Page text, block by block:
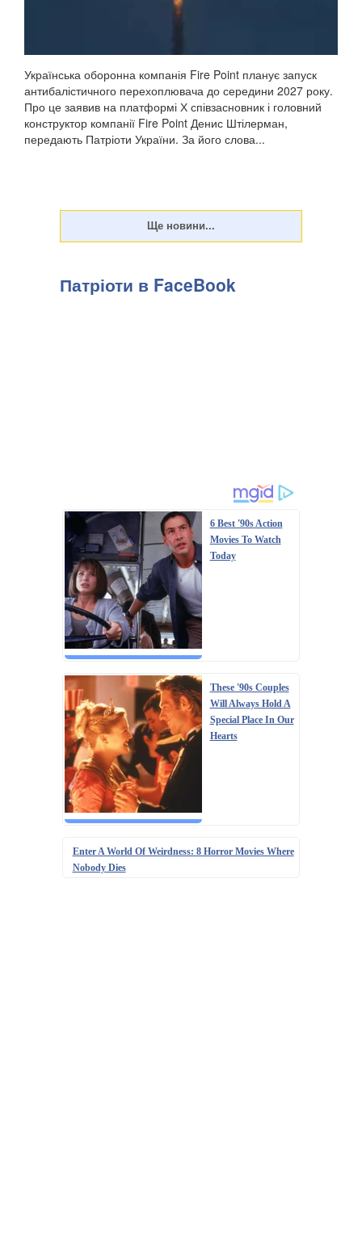
Українська оборонна компанія Fire Point планує запуск
антибалістичного перехоплювача до середини 2027 року.
Про це заявив на платформі Х співзасновник і головний
конструктор компанії Fire Point Денис Штілерман,
передають Патріоти України. За його слова...
Патріоти в FaceBook
6 Best '90s Action
Movies To Watch
Today
These '90s Couples
Will Always Hold A
Special Place In Our
Hearts
Enter A World Of Weirdness: 8 Horror Movies Where
Nobody Dies